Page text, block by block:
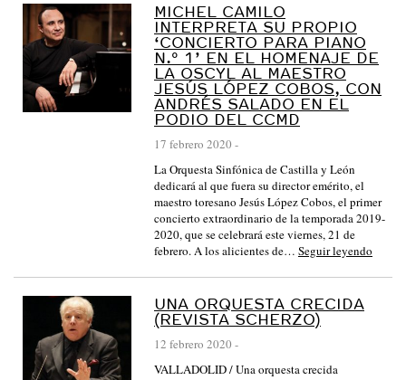
MICHEL CAMILO
INTERPRETA SU PROPIO
‘CONCIERTO PARA PIANO
N.º 1’ EN EL HOMENAJE DE
LA OSCYL AL MAESTRO
JESÚS LÓPEZ COBOS, CON
ANDRÉS SALADO EN EL
PODIO DEL CCMD
17 febrero 2020 -
La Orquesta Sinfónica de Castilla y León
dedicará al que fuera su director emérito, el
maestro toresano Jesús López Cobos, el primer
concierto extraordinario de la temporada 2019-
2020, que se celebrará este viernes, 21 de
febrero. A los alicientes de… Seguir leyendo
UNA ORQUESTA CRECIDA
(REVISTA SCHERZO)
12 febrero 2020 -
VALLADOLID / Una orquesta crecida